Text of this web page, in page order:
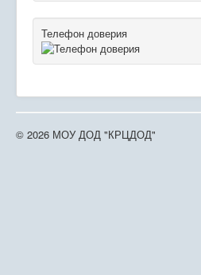
Телефон доверия
© 2026 МОУ ДОД "КРЦДОД"